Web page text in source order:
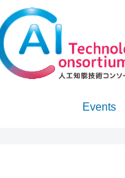
Events